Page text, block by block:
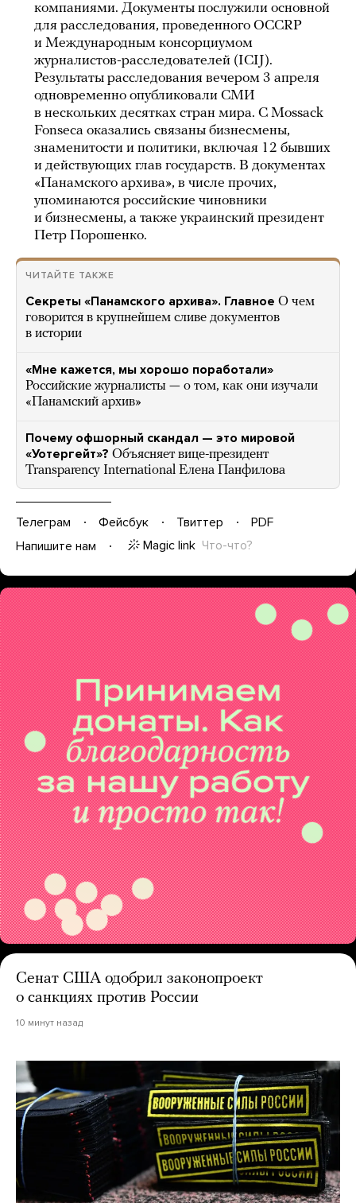
компаниями. Документы послужили основной
для расследования, проведенного OCCRP
и Международным консорциумом
журналистов-расследователей (ICIJ).
Результаты расследования вечером 3 апреля
одновременно опубликовали СМИ
в нескольких десятках стран мира. С Mossack
Fonseca оказались связаны бизнесмены,
знаменитости и политики, включая 12 бывших
и действующих глав государств. В документах
«Панамского архива», в числе прочих,
упоминаются российские чиновники
и бизнесмены, а также украинский президент
Петр Порошенко.
ЧИТАЙТЕ ТАКЖЕ
Секреты «Панамского архива». Главное О чем
говорится в крупнейшем сливе документов
в истории
«Мне кажется, мы хорошо поработали»
Российские журналисты — о том, как они изучали
«Панамский архив»
Почему офшорный скандал — это мировой
«Уотергейт»? Объясняет вице-президент
Transparency International Елена Панфилова
Телеграм Фейсбук Твиттер
PDF
Напишите нам
Magic link Что-что?
Сенат США одобрил законопроект
о санкциях против России
10 минут назад